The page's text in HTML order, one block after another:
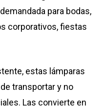
para bodas,
corporativos, fiestas
estas lámparas
transportar y no
Las convierte en